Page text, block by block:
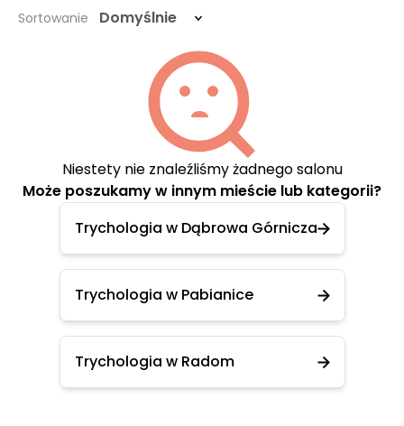
Sortowanie Domyślnie
Niestety nie znaleźliśmy żadnego salonu
Może poszukamy w innym mieście lub kategorii?
Trychologia w Dąbrowa Górnicza
Trychologia w Pabianice
Trychologia w Radom